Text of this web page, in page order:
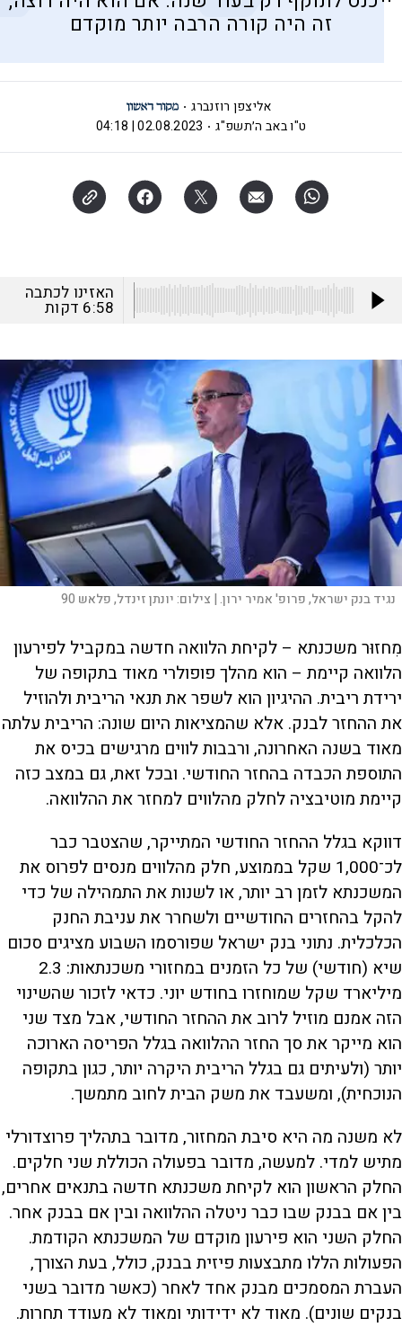
זה היה קורה הרבה יותר מוקדם
אליצפן רוזנברג
ט"ו באב ה׳תשפ"ג
02.08.2023 | 04:18
האזינו לכתבה
6:58 דקות
נגיד בנק ישראל, פרופ' אמיר ירון. | צילום:יונתן זינדל, פלאש 90
מִחזוּר משכנתא – לקיחת הלוואה חדשה במקביל לפירעון
הלוואה קיימת – הוא מהלך פופולרי מאוד בתקופה של
ירידת ריבית. ההיגיון הוא לשפר את תנאי הריבית ולהוזיל
את ההחזר לבנק. אלא שהמציאות היום שונה: הריבית עלתה
מאוד בשנה האחרונה, ורבבות לווים מרגישים בכיס את
התוספת הכבדה בהחזר החודשי. ובכל זאת, גם במצב כזה
קיימת מוטיבציה לחלק מהלווים למחזר את ההלוואה.
דווקא בגלל ההחזר החודשי המתייקר, שהצטבר כבר
לכ־1,000 שקל בממוצע, חלק מהלווים מנסים לפרוס את
המשכנתא לזמן רב יותר, או לשנות את התמהילה של כדי
להקל בהחזרים החודשיים ולשחרר את עניבת החנק
הכלכלית. נתוני בנק ישראל שפורסמו השבוע מציגים סכום
שיא (חודשי) של כל הזמנים במחזורי משכנתאות: 2.3
מיליארד שקל שמוחזרו בחודש יוני. כדאי לזכור שהשינוי
הזה אמנם מוזיל לרוב את ההחזר החודשי, אבל מצד שני
הוא מייקר את סך החזר ההלוואה בגלל הפריסה הארוכה
יותר (ולעיתים גם בגלל הריבית היקרה יותר, כגון בתקופה
הנוכחית), ומשעבד את משק הבית לחוב מתמשך.
לא משנה מה היא סיבת המחזור, מדובר בתהליך פרוצדורלי
מתיש למדי. למעשה, מדובר בפעולה הכוללת שני חלקים.
החלק הראשון הוא לקיחת משכנתא חדשה בתנאים אחרים,
בין אם בבנק שבו כבר ניטלה ההלוואה ובין אם בבנק אחר.
החלק השני הוא פירעון מוקדם של המשכנתא הקודמת.
הפעולות הללו מתבצעות פיזית בבנק, כולל, בעת הצורך,
העברת המסמכים מבנק אחד לאחר (כאשר מדובר בשני
בנקים שונים). מאוד לא ידידותי ומאוד לא מעודד תחרות.